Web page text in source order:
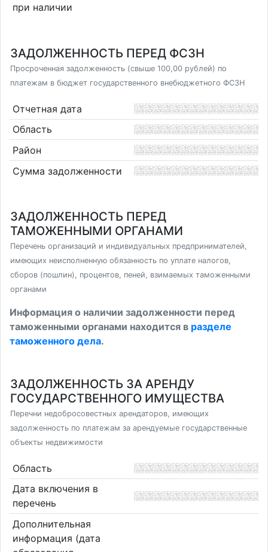
при наличии
ЗАДОЛЖЕННОСТЬ ПЕРЕД ФСЗН
Просроченная задолженность (свыше 100,00 рублей) по
платежам в бюджет государственного внебюджетного ФСЗН
Отчетная дата
Область
Район
Сумма задолженности
ЗАДОЛЖЕННОСТЬ ПЕРЕД
ТАМОЖЕННЫМИ ОРГАНАМИ
Перечень организаций и индивидуальных предпринимателей,
имеющих неисполненную обязанность по уплате налогов,
сборов (пошлин), процентов, пеней, взимаемых таможенными
органами
Информация о наличии задолженности перед
таможенными органами находится в разделе
таможенного дела.
ЗАДОЛЖЕННОСТЬ ЗА АРЕНДУ
ГОСУДАРСТВЕННОГО ИМУЩЕСТВА
Перечни недобросовестных арендаторов, имеющих
задолженность по платежам за арендуемые государственные
объекты недвижимости
Область
Дата включения в
перечень
Дополнительная
информация (дата